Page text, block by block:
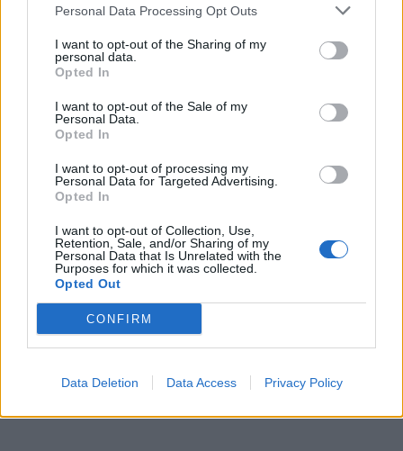
Personal Data Processing Opt Outs
I want to opt-out of the Sharing of my
personal data.
Opted In
I want to opt-out of the Sale of my
Personal Data.
Opted In
I want to opt-out of processing my
Personal Data for Targeted Advertising.
Opted In
I want to opt-out of Collection, Use,
Retention, Sale, and/or Sharing of my
Personal Data that Is Unrelated with the
Purposes for which it was collected.
Opted Out
CONFIRM
Data Deletion Data Access Privacy Policy
Το γεγονός ότι ένας οδηγός που εμπλέκεται σε
τροχαίο μπορεί να παραμένει ασύλληπτος
λόγω νομικών κενών εγείρει ερωτήματα
και την ανάγκη αυστηρότερης νομοθεσίας για
τη διαλεύκανση παρόμοιων περιστατικών.